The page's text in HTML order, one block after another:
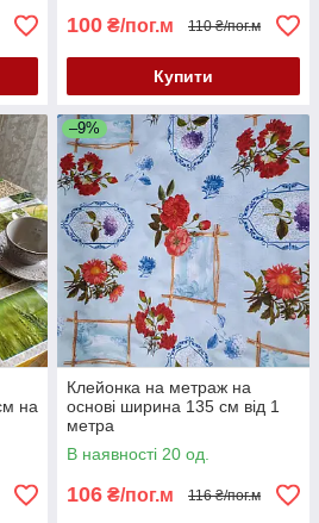
100 ₴/пог.м 110 ₴/пог.м
Купити
на
–9%
Клейонка на метраж на
основі ширина 135 см від 1
метра
В наявності 20 од.
106 ₴/пог.м 116 ₴/пог.м